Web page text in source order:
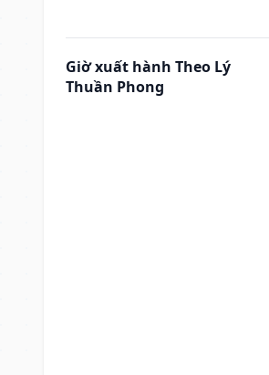
Giờ xuất hành Theo Lý
Thuần Phong